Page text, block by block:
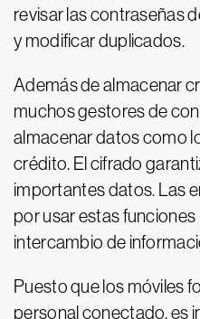
revisar las contraseñas
y modificar duplicados.
Además de almacenar
muchos gestores de
almacenar datos como
crédito. El cifrado
importantes datos. Las
por usar estas funciones
intercambio de
Puesto que los móviles
personal conectado, es